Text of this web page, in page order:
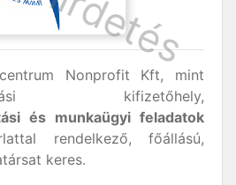
Nonprofit Kft, mint
kifizetőhely,
és munkaügyi feladatok
rendelkező, főállású,
keres.